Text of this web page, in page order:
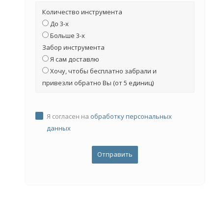
Количество инструмента
До 3-х
Больше 3-х
Забор инструмента
Я сам доставлю
Хочу, чтобы бесплатно забрали и
привезли обратно Вы (от 5 единиц)
Я согласен на обработку персональных
данных